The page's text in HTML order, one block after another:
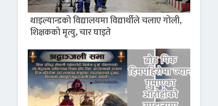
थाइल्यान्डको विद्यालयमा विद्यार्थीले चलाए गोली,
शिक्षकको मृत्यु, चार घाइते